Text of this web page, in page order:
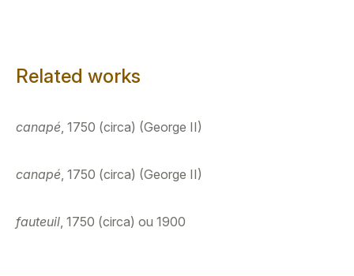
Related works
canapé, 1750 (circa) (George II)
canapé, 1750 (circa) (George II)
fauteuil, 1750 (circa) ou 1900